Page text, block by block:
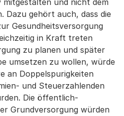
mitgestalten und nicht dem
Dazu gehört auch, dass die
Gesundheitsversorgung
in Kraft treten
zu planen und später
umsetzen zu wollen, würde
an Doppelspurigkeiten
und Steuerzahlenden
Die öffentlich-
Grundversorgung würden